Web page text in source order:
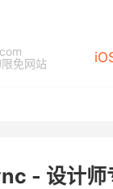
免网站
- 设计师